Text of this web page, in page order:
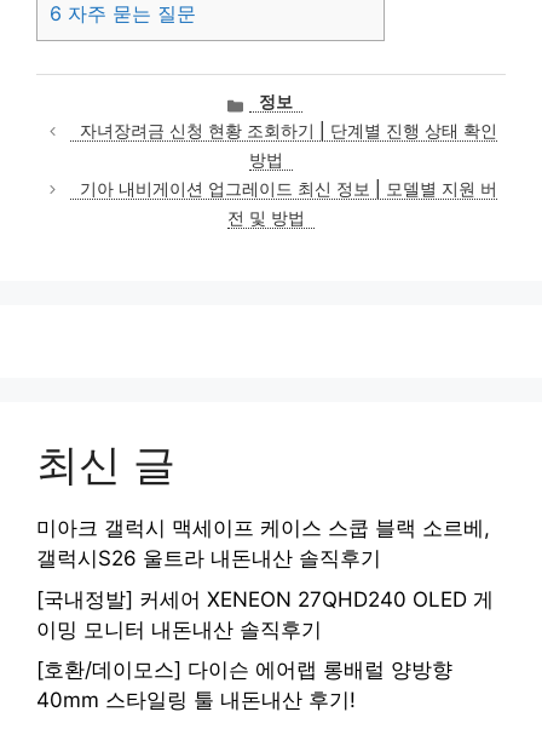
6 자주 묻는 질문
카
테
고
리
정보
자녀장려금 신청 현황 조회하기 | 단계별 진행 상태 확인
방법
기아 내비게이션 업그레이드 최신 정보 | 모델별 지원 버
전 및 방법
최신 글
미아크 갤럭시 맥세이프 케이스 스쿱 블랙 소르베,
갤럭시S26 울트라 내돈내산 솔직후기
[국내정발] 커세어 XENEON 27QHD240 OLED 게
이밍 모니터 내돈내산 솔직후기
[호환/데이모스] 다이슨 에어랩 롱배럴 양방향
40mm 스타일링 툴 내돈내산 후기!